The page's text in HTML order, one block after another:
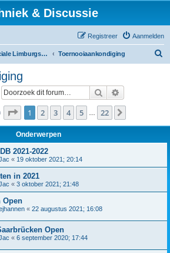
& Discussie
Aanmelden
Registreer
Provinciale Limburgse Dambond Toernooiaankondiging
Zoek
Pagina van 22
1 2 3 4 5 22
Onderwerpen
2021-2022
« 19 oktober 2021; 20:14
in 2021
« 3 oktober 2021; 21:48
Open
« 22 augustus 2021; 16:08
Open
« 6 september 2020; 17:44